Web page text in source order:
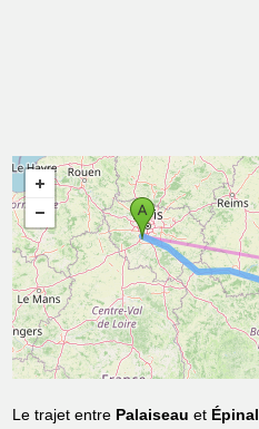
Le trajet entre Palaiseau et Épinal